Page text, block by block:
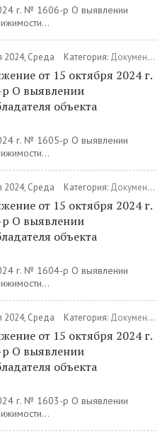
г. № 1606-р О выявлении
2024, Среда Категория: Документы
от 15 октября 2024 г.
О выявлении
объекта
г. № 1605-р О выявлении
2024, Среда Категория: Документы
от 15 октября 2024 г.
О выявлении
объекта
г. № 1604-р О выявлении
2024, Среда Категория: Документы
от 15 октября 2024 г.
О выявлении
объекта
г. № 1603-р О выявлении